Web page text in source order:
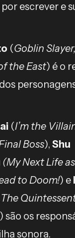
escrever e
(Goblin
the East) é o
(I’m the
Boss), Shu
(My Next Life
to Doom!) e
The
) são os
sonora.